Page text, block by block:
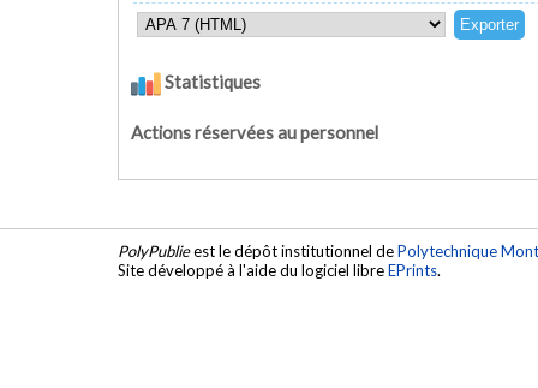
Statistiques
Actions réservées au personnel
PolyPublieest le dépôt institutionnel dePolytechnique
Site développé à l'aide du logiciel libreEPrints.